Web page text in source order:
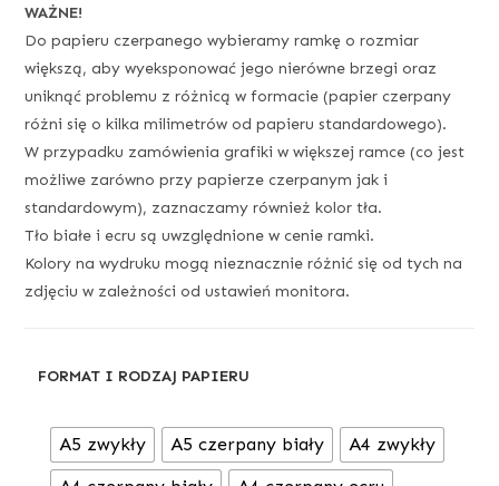
WAŻNE!
Do papieru czerpanego wybieramy ramkę o rozmiar
większą, aby wyeksponować jego nierówne brzegi oraz
uniknąć problemu z różnicą w formacie (papier czerpany
różni się o kilka milimetrów od papieru standardowego).
W przypadku zamówienia grafiki w większej ramce (co jest
możliwe zarówno przy papierze czerpanym jak i
standardowym), zaznaczamy również kolor tła.
Tło białe i ecru są uwzględnione w cenie ramki.
Kolory na wydruku mogą nieznacznie różnić się od tych na
zdjęciu w zależności od ustawień monitora.
FORMAT I RODZAJ PAPIERU
A5 zwykły A5 czerpany biały
A4 zwykły